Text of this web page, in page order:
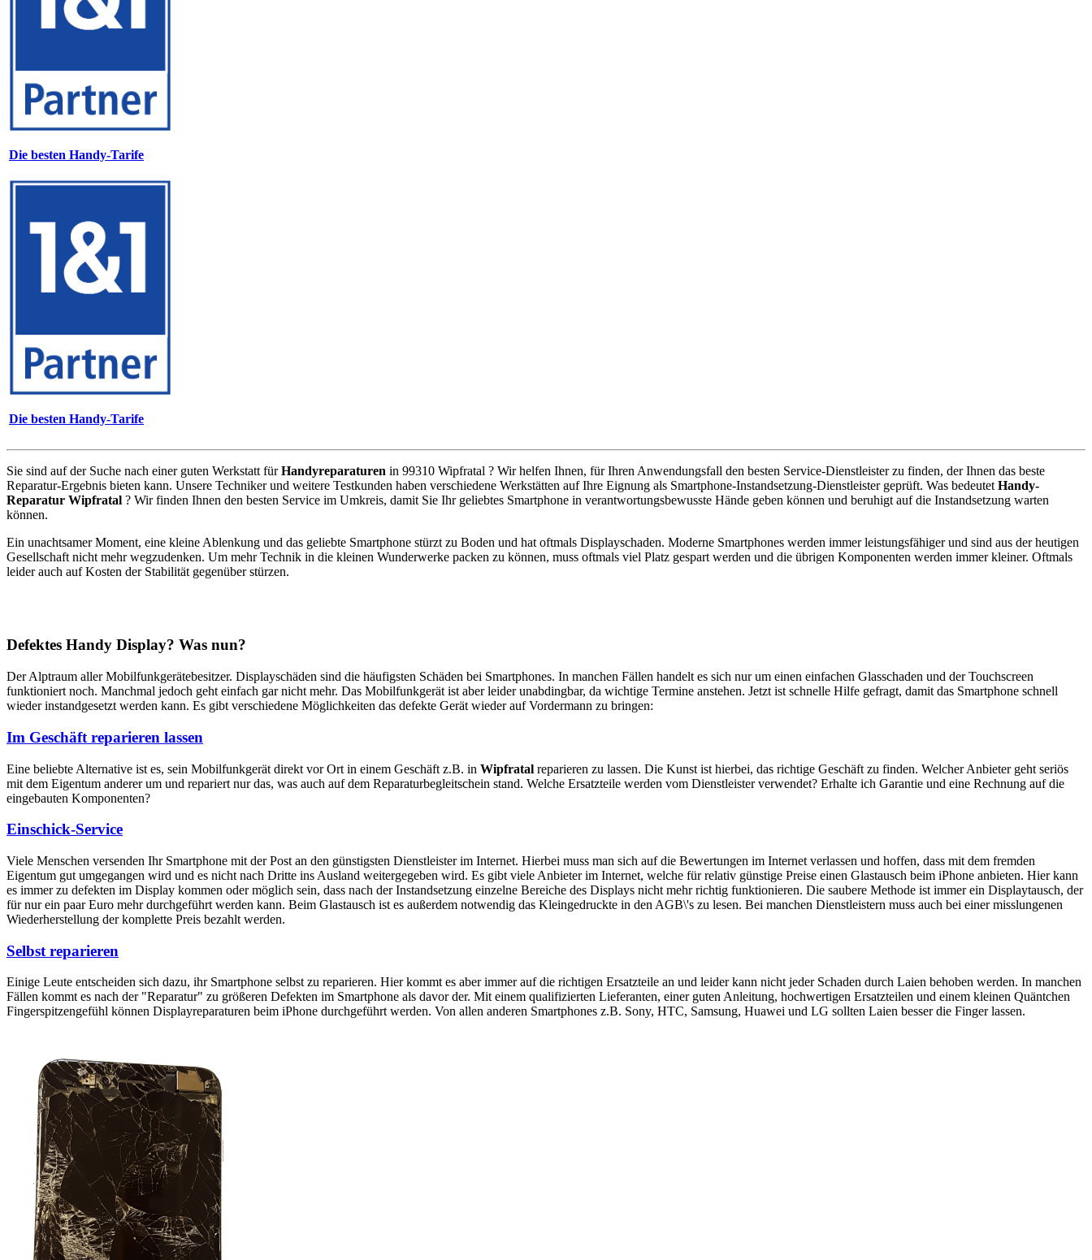
Die besten Handy-Tarife
Die besten Handy-Tarife
Sie sind auf der Suche nach einer guten Werkstatt fürHandyreparaturen in 99310 Wipfratal ? Wir helfen Ihnen, für Ihren Anwendungsfall den besten Service-Dienstleister zu finden, der Ihnen das beste
Reparatur-Ergebnis bieten kann. Unsere Techniker und weitere Testkunden haben verschiedene Werkstätten auf Ihre Eignung als Smartphone-Instandsetzung-Dienstleister geprüft. Was bedeutet Handy-
Reparatur Wipfratal ? Wir finden Ihnen den besten Service im Umkreis, damit Sie Ihr geliebtes Smartphone in verantwortungsbewusste Hände geben können und beruhigt auf die Instandsetzung warten
können.
Ein unachtsamer Moment, eine kleine Ablenkung und das geliebte Smartphone stürzt zu Boden und hat oftmals Displayschaden. Moderne Smartphones werden immer leistungsfähiger und sind aus der heutigen
Gesellschaft nicht mehr wegzudenken. Um mehr Technik in die kleinen Wunderwerke packen zu können, muss oftmals viel Platz gespart werden und die übrigen Komponenten werden immer kleiner. Oftmals
leider auch auf Kosten der Stabilität gegenüber stürzen.
Defektes Handy Display? Was nun?
Der Alptraum aller Mobilfunkgerätebesitzer. Displayschäden sind die häufigsten Schäden bei Smartphones. In manchen Fällen handelt es sich nur um einen einfachen Glasschaden und der Touchscreen
funktioniert noch. Manchmal jedoch geht einfach gar nicht mehr. Das Mobilfunkgerät ist aber leider unabdingbar, da wichtige Termine anstehen. Jetzt ist schnelle Hilfe gefragt, damit das Smartphone schnell
wieder instandgesetzt werden kann. Es gibt verschiedene Möglichkeiten das defekte Gerät wieder auf Vordermann zu bringen:
Im Geschäft reparieren lassen
Eine beliebte Alternative ist es, sein Mobilfunkgerät direkt vor Ort in einem Geschäft z.B. in Wipfratal reparieren zu lassen. Die Kunst ist hierbei, das richtige Geschäft zu finden. Welcher Anbieter geht seriös
mit dem Eigentum anderer um und repariert nur das, was auch auf dem Reparaturbegleitschein stand. Welche Ersatzteile werden vom Dienstleister verwendet? Erhalte ich Garantie und eine Rechnung auf die
eingebauten Komponenten?
Einschick-Service
Viele Menschen versenden Ihr Smartphone mit der Post an den günstigsten Dienstleister im Internet. Hierbei muss man sich auf die Bewertungen im Internet verlassen und hoffen, dass mit dem fremden
Eigentum gut umgegangen wird und es nicht nach Dritte ins Ausland weitergegeben wird. Es gibt viele Anbieter im Internet, welche für relativ günstige Preise einen Glastausch beim iPhone anbieten. Hier kann
es immer zu defekten im Display kommen oder möglich sein, dass nach der Instandsetzung einzelne Bereiche des Displays nicht mehr richtig funktionieren. Die saubere Methode ist immer ein Displaytausch, der
für nur ein paar Euro mehr durchgeführt werden kann. Beim Glastausch ist es außerdem notwendig das Kleingedruckte in den AGB\'s zu lesen. Bei manchen Dienstleistern muss auch bei einer misslungenen
Wiederherstellung der komplette Preis bezahlt werden.
Selbst reparieren
Einige Leute entscheiden sich dazu, ihr Smartphone selbst zu reparieren. Hier kommt es aber immer auf die richtigen Ersatzteile an und leider kann nicht jeder Schaden durch Laien behoben werden. In manchen
Fällen kommt es nach der "Reparatur" zu größeren Defekten im Smartphone als davor der. Mit einem qualifizierten Lieferanten, einer guten Anleitung, hochwertigen Ersatzteilen und einem kleinen Quäntchen
Fingerspitzengefühl können Displayreparaturen beim iPhone durchgeführt werden. Von allen anderen Smartphones z.B. Sony, HTC, Samsung, Huawei und LG sollten Laien besser die Finger lassen.